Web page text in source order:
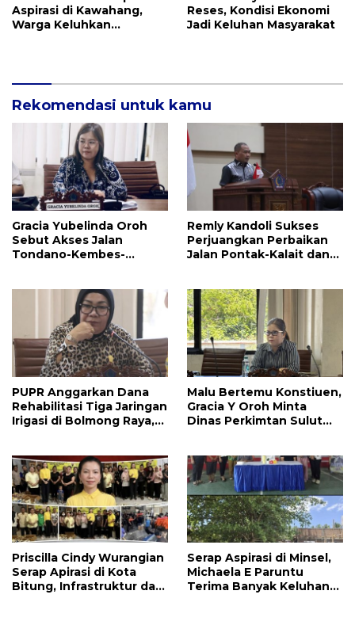
Aspirasi di Kawahang,
Warga Keluhkan
Reses, Kondisi Ekonomi
Jadi Keluhan Masyarakat
Rekomendasi untuk kamu
Gracia Yubelinda Oroh
Sebut Akses Jalan
Tondano-Kembes-
Remly Kandoli Sukses
Perjuangkan Perbaikan
Jalan Pontak-Kalait dan
PUPR Anggarkan Dana
Rehabilitasi Tiga Jaringan
Irigasi di Bolmong Raya,
Malu Bertemu Konstiuen,
Gracia Y Oroh Minta
Dinas Perkimtan Sulut
Jalan di Tandengan I
Priscilla Cindy Wurangian
Serap Apirasi di Kota
Bitung, Infrastruktur dan
Serap Aspirasi di Minsel,
Michaela E Paruntu
Terima Banyak Keluhan